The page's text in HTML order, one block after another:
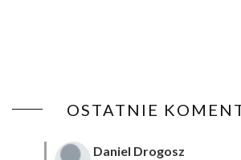
OSTATNIE
Daniel Drogosz